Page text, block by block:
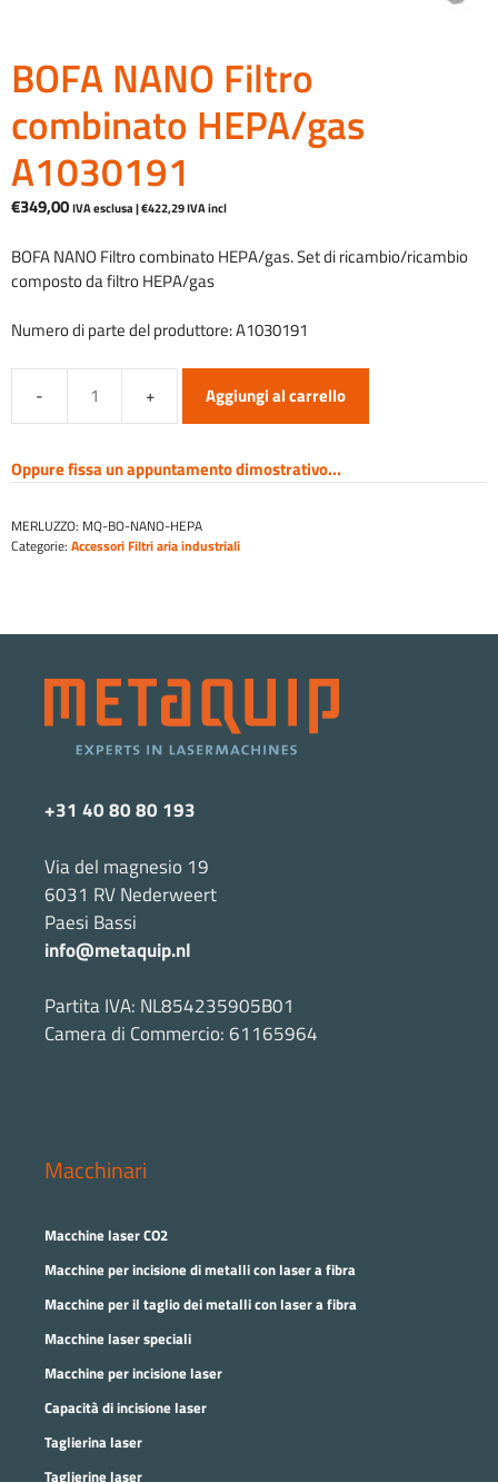
BOFA NANO Filtro
combinato HEPA/gas
A1030191
€349,00IVA esclusa |€422,29IVA incl
BOFA NANO Filtro combinato HEPA/gas. Set di ricambio/ricambio
composto da filtro HEPA/gas
Numero di parte del produttore: A1030191
BOFA
NANO
combinato
A1030191
quantità
Aggiungi al carrello
Oppure fissa un appuntamento dimostrativo...
MERLUZZO: MQ-BO-NANO-HEPA
Categorie: Accessori Filtri aria industriali
+31 40 80 80 193
Via del magnesio 19
6031 RV Nederweert
Paesi Bassi
info@metaquip.nl
Partita IVA: NL854235905B01
Camera di Commercio: 61165964
Macchinari
Macchine laser CO2
Macchine per incisione di metalli con laser a fibra
Macchine per il taglio dei metalli con laser a fibra
Macchine laser speciali
Macchine per incisione laser
Capacità di incisione laser
Taglierina laser
Taglierine laser